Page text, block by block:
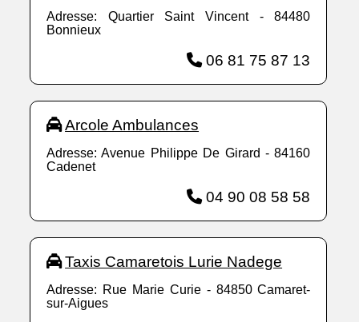
Adresse: Quartier Saint Vincent - 84480
Bonnieux
06 81 75 87 13
Arcole Ambulances
Adresse: Avenue Philippe De Girard - 84160
Cadenet
04 90 08 58 58
Taxis Camaretois Lurie Nadege
Adresse: Rue Marie Curie - 84850 Camaret-
sur-Aigues